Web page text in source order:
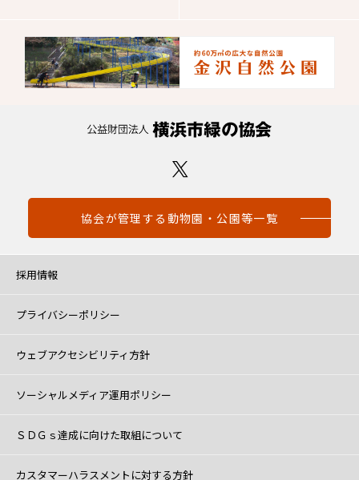
協会が管理する動物園・公園等一覧
採用情報
プライバシーポリシー
ウェブアクセシビリティ方針
ソーシャルメディア運用ポリシー
ＳＤＧｓ達成に向けた取組について
カスタマーハラスメントに対する方針